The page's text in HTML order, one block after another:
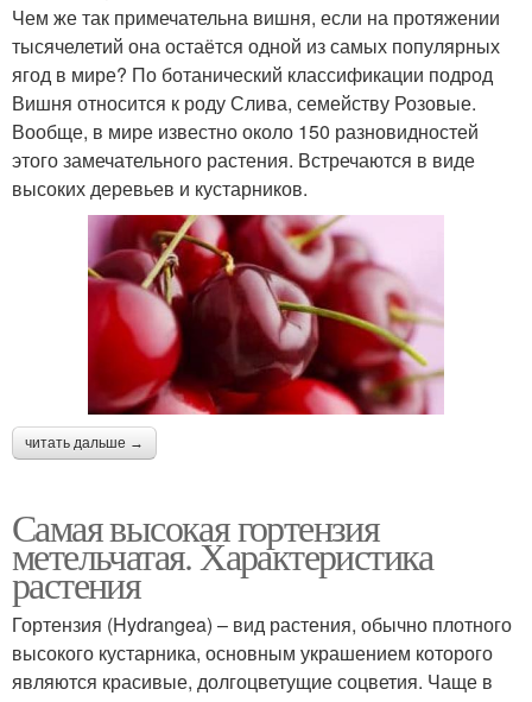
Чем же так примечательна вишня, если на протяжении
тысячелетий она остаётся одной из самых популярных
ягод в мире? По ботанический классификации подрод
Вишня относится к роду Слива, семейству Розовые.
Вообще, в мире известно около 150 разновидностей
этого замечательного растения. Встречаются в виде
высоких деревьев и кустарников.
читать дальше →
Самая высокая гортензия
метельчатая. Характеристика
растения
Гортензия (Hydrangea) – вид растения, обычно плотного
высокого кустарника, основным украшением которого
являются красивые, долгоцветущие соцветия. Чаще в